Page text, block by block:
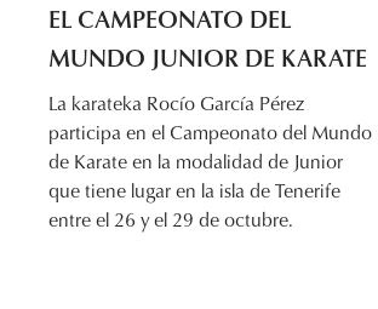
EL CAMPEONATO DEL
MUNDO JUNIOR DE KARATE
La karateka Rocío García Pérez
participa en el Campeonato del Mundo
de Karate en la modalidad de Junior
que tiene lugar en la isla de Tenerife
entre el 26 y el 29 de octubre.